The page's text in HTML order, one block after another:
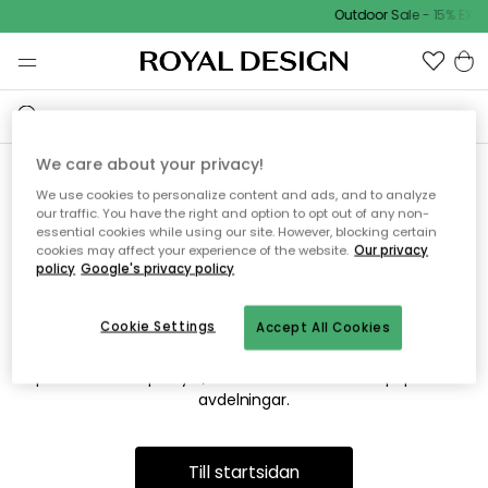
Outdoor Sale - 15%
Vi hittar tyvärr inte sidan du
söker
Detta kan bero på att sidan inte längre finns eller att den har
flyttats. Vi ber om ursäkt för besväret. I menyn ovan kan du
prova att söka på nytt, eller besöka en av våra populära
avdelningar.
Till startsidan
We care about your privacy!
We use cookies to personalize content and ads, and to analyze
our traffic. You have the right and option to opt out of any non-
essential cookies while using our site. However, blocking certain
cookies may affect your experience of the website. Our privacy
policy Google's privacy policy
Accept All Cookies
Cookie Settings